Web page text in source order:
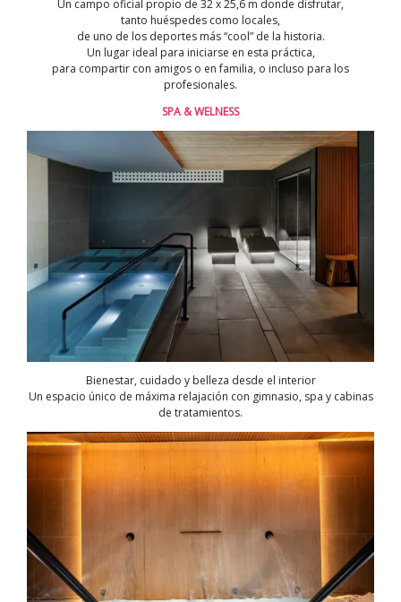
Un campo oficial propio de 32 x 25,6 m donde disfrutar,
tanto huéspedes como locales,
de uno de los deportes más “cool” de la historia.
Un lugar ideal para iniciarse en esta práctica,
para compartir con amigos o en familia, o incluso para los
profesionales.
SPA & WELNESS
Bienestar, cuidado y belleza desde el interior
Un espacio único de máxima relajación con gimnasio, spa y cabinas
de tratamientos.